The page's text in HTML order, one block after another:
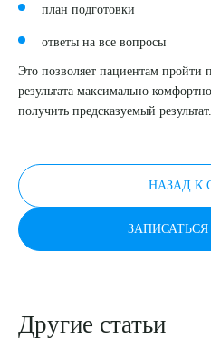
план подготовки
ответы на все вопросы
Это позволяет пациентам пройти
результата максимально
получить предсказуемый результат.
НАЗАД К
Другие статьи